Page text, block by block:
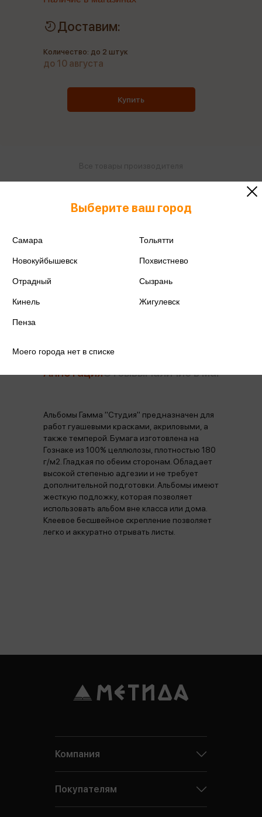
Доставим:
Количество: до 2 штук
до 10 августа
Купить
АннотацияОтзывыНаличие в магазинах
Альбомы Гамма "Студия" предназначен для
работ гуашевыми красками, акриловыми, а
также темперой. Бумага изготовлена на
Гознаке из 100% целлюлозы, плотностью 180
г/м2. Гладкая по обеим сторонам. Обладает
высокой степенью адгезии и не требует
дополнительной подготовки. Альбомы имеют
жесткую подложку, которая позволяет
использовать альбом вне класса или дома.
Клеевое бесшвейное скрепление позволяет
легко и аккуратно отрывать листы.
Выберите ваш город
Самара Тольятти
Новокуйбышевск Похвистнево
Отрадный Сызрань
Кинель Жигулевск
Пенза
Моего города нет в списке
Компания
Покупателям